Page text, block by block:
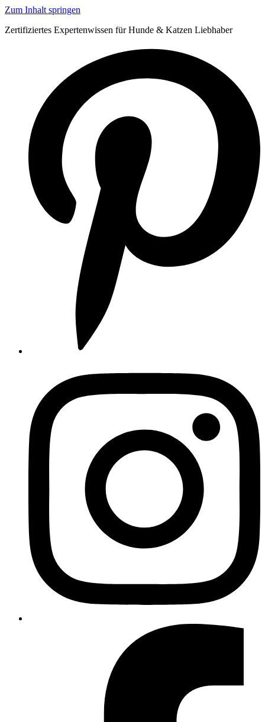
Zum Inhalt springen
Zertifiziertes Expertenwissen für Hunde & Katzen Liebhaber